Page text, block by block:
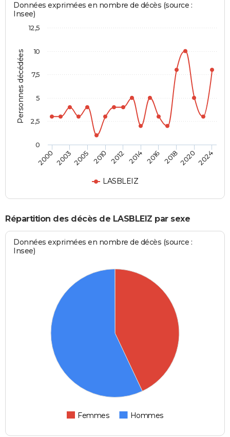
Personnes décédées
Données exprimées en nombre de décès (source :
Insee)
LASBLEIZ
2000 20032005 2010 2012 2014 2016 201820202024
0
2,5
5
7,5
10
12,5
Répartition des décès de LASBLEIZ par sexe
Données exprimées en nombre de décès (source :
Insee)
Femmes Hommes